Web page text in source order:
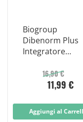
Biogroup
Dibenorm Plus
Integratore
Lipidi e
Carboidrati 36
16,90 €
11,99 €
Aggiungi al